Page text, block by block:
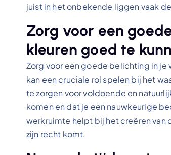
juist in het onbekende liggen vaak
Zorg voor een
kleuren goed te
Zorg voor een goede belichting in
kan een cruciale rol spelen bij het
te zorgen voor voldoende en
komen en dat je een nauwkeurige
werkruimte helpt bij het creëren van
zijn recht komt.